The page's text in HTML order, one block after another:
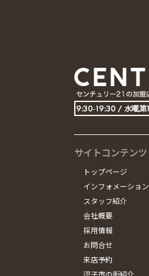
サイトコンテンツ
トップページ
インフォメーション
スタッフ紹介
会社概要
採用情報
お問合せ
来店予約
逗子市の街紹介